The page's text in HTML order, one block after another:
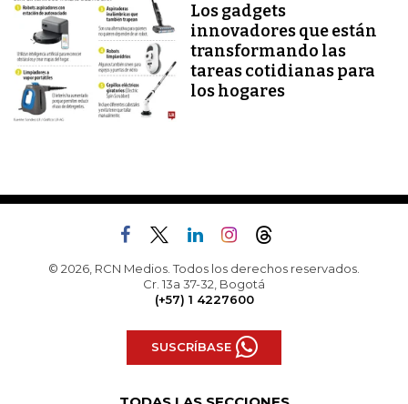
Los gadgets
innovadores que están
transformando las
tareas cotidianas para
los hogares
© 2026, RCN Medios. Todos los derechos reservados.
Cr. 13a 37-32, Bogotá
(+57) 1 4227600
SUSCRÍBASE